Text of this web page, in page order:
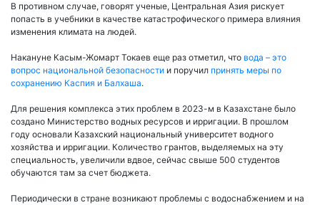
В противном случае, говорят ученые, Центральная Азия рискует
попасть в учебники в качестве катастрофического примера влияния
изменения климата на людей.
Накануне Касым-Жомарт Токаев еще раз отметил, что вода – это
вопрос национальной безопасности и поручил принять меры по
сохранению Каспия и Балхаша.
Для решения комплекса этих проблем в 2023-м в Казахстане было
создано Министерство водных ресурсов и ирригации. В прошлом
году основали Казахский национальный университет водного
хозяйства и ирригации. Количество грантов, выделяемых на эту
специальность, увеличили вдвое, сейчас свыше 500 студентов
обучаются там за счет бюджета.
Периодически в стране возникают проблемы с водоснабжением и на